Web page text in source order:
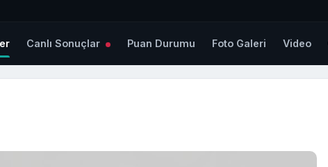
Canlı Sonuçlar Puan Durumu Foto Galeri Video